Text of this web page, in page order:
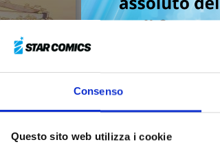
Consenso
Questo sito web utilizza i cookie